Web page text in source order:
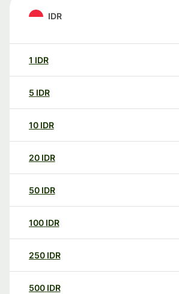
IDR
1 IDR
5 IDR
10 IDR
20 IDR
50 IDR
100 IDR
250 IDR
500 IDR